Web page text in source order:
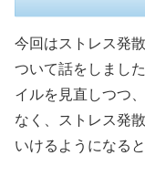
今回はストレス発
ついて話をしまし
イルを見直しつつ
なく、ストレス発
いけるようになる